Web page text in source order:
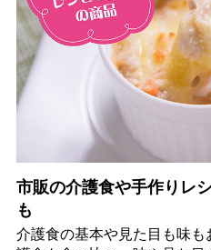
市販の介護食や手作りレ
も
介護食の基本や見た目も味